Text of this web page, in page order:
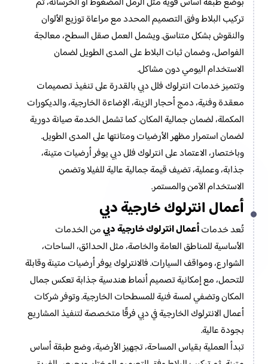
تركيب البلاط وفق التصميم المحدد مع مراعاة توزيع الألوان
والنقوش بشكل متناسق. ويشمل العمل صقل السطح، معالجة
الفواصل، وضمان ثبات البلاط على المدى الطويل لضمان
الاستخدام اليومي دون مشاكل.
وتتميز خدمات انترلوك فلل دبي بالقدرة على تنفيذ تصميمات
معقدة وفنية، دمج أحجار الزينة، الإضاءة الخارجية، والديكورات
المكملة، لضمان جمالية المكان. كما تشمل الخدمة صيانة دورية
لضمان استمرار مظهر الأرضيات ومتانتها على المدى الطويل.
وباختصار، الاعتماد على انترلوك فلل دبي يوفر أرضيات متينة،
جذابة، وعملية، تضيف قيمة جمالية عالية للفيلا وتضمن
الاستخدام الآمن والمستمر.
أعمال انترلوك خارجية دبي
تُعد خدماتأعمال انترلوك خارجية دبيمن الخدمات
الأساسية للمناطق العامة والخاصة، مثل الحدائق، الساحات،
الشوارع، ومواقف السيارات. فالانترلوك يوفر أرضيات متينة وقابلة
للتحمل، مع إمكانية تصميم أنماط هندسية جذابة تعكس جمال
المكان وتضفي لمسة فنية للمسطحات الخارجية. وتوفر شركات
أعمال الانترلوك الخارجية في دبي فرقًا متخصصة لتنفيذ المشاريع
بجودة عالية.
تبدأ العملية بقياس المساحة، تجهيز الأرضية، وضع طبقة أساس